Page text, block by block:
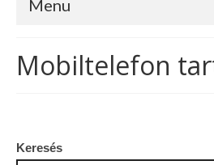
Menu
Mobiltelefon
Keresés